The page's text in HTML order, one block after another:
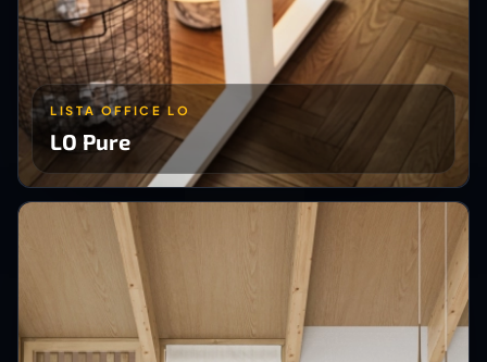
LISTA OFFICE LO
LO Pure